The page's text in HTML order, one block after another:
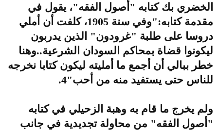
الخضري بك كتابه "أصول الفقه"، يقول في
مقدمة كتابه:"وفي سنة 1905، كلفت أن أملي
دروسا على طلبة "غرودون" الذين يدربون
ليكونوا قضاة بمحاكم السودان الشرعية..وهنا
خطر ببالي أن أجمع ما أمليته ليكون كتابا نخرجه
للناس حتى يستفيد منه من أحب"4.
ولم يخرج ما قام به وهبة الزحيلي في كتابه
"أصول الفقه" من محاولة تجديدية في جانب